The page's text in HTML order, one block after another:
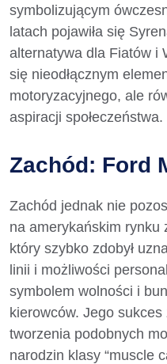
symbolizującym
latach pojawiła się
alternatywa dla Fiatów i
się nieodłącznym
motoryzacyjnego, ale
aspiracji społeczeństwa.
Zachód: Ford
Zachód jednak nie
na amerykańskim rynku
który szybko zdobył
linii i możliwości
symbolem wolności i
kierowców. Jego
tworzenia podobnych
narodzin klasy “muscle